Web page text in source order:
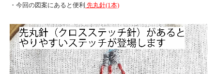
・今回の図案にあると便利 先丸針(1本)